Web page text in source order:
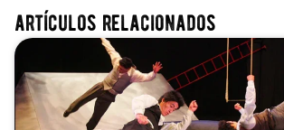
artículos relacionados